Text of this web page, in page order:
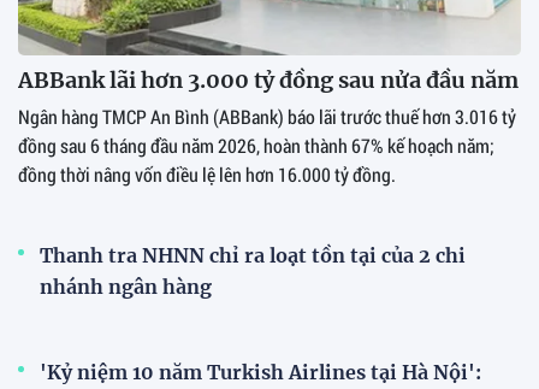
ABBank lãi hơn 3.000 tỷ đồng sau nửa đầu năm
Ngân hàng TMCP An Bình (ABBank) báo lãi trước thuế hơn 3.016 tỷ
đồng sau 6 tháng đầu năm 2026, hoàn thành 67% kế hoạch năm;
đồng thời nâng vốn điều lệ lên hơn 16.000 tỷ đồng.
Thanh tra NHNN chỉ ra loạt tồn tại của 2 chi
nhánh ngân hàng
'Kỷ niệm 10 năm Turkish Airlines tại Hà Nội':